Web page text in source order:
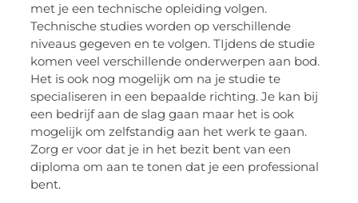
met je een technische opleiding volgen.
Technische studies worden op verschillende
niveaus gegeven en te volgen. TIjdens de studie
komen veel verschillende onderwerpen aan bod.
Het is ook nog mogelijk om na je studie te
specialiseren in een bepaalde richting. Je kan bij
een bedrijf aan de slag gaan maar het is ook
mogelijk om zelfstandig aan het werk te gaan.
Zorg er voor dat je in het bezit bent van een
diploma om aan te tonen dat je een professional
bent.